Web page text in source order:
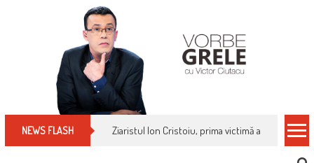
NEWS FLASH Cum îți schimbi, rapid, gratuit și eficient,